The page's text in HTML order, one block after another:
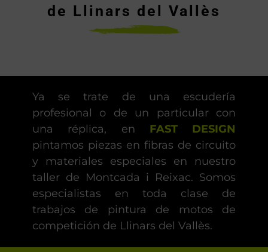
de Llinars del Vallès
Ya se trate de una escudería
profesional o de un particular con
una réplica, en FAST DESIGN
pintamos piezas en fibras de circuito
y materiales especiales en nuestro
taller de Montcada i Reixac. Somos
especialistas en toda clase de
trabajos de pintura de motos de
competición de Llinars del Vallès.